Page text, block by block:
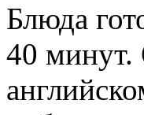
Блюда
40 минут.